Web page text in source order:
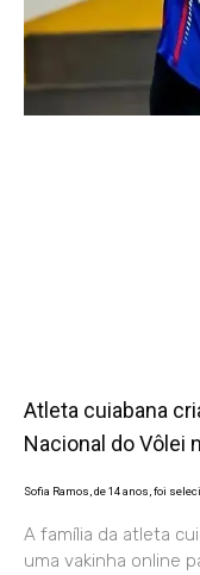
Atleta cuiabana
Nacional do Vôlei
Sofia Ramos, de 14 anos, foi
A família da atleta
uma vakinha online